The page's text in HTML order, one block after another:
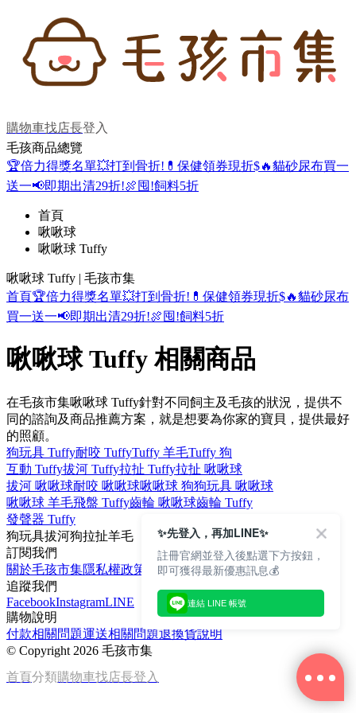
購物車找店長登入
毛孩商品總覽
🏆倍力得獎名單💥打到骨折! 💊保健領券現折$🔥貓砂尿布買一
送一📢即期出清29折!🍖囤!飼料5折
首頁
啾啾球
啾啾球 Tuffy
啾啾球 Tuffy | 毛孩市集
首頁🏆倍力得獎名單💥打到骨折! 💊保健領券現折$🔥貓砂尿布
買一送一📢即期出清29折!🍖囤!飼料5折
啾啾球 Tuffy 相關商品
在毛孩市集啾啾球 Tuffy針對不同飼主及毛孩的狀況，提供不
同的諮詢及商品推薦方案，就是想要為你家的寶貝，提供最好
的照顧。
狗玩具 Tuffy耐咬 TuffyTuffy 羊毛Tuffy 狗
互動 Tuffy拔河 Tuffy拉扯 Tuffy拉扯 啾啾球
拔河 啾啾球耐咬 啾啾球啾啾球 狗狗玩具 啾啾球
啾啾球 羊毛飛盤 Tuffy齒輪 啾啾球齒輪 Tuffy
發聲器 Tuffy
狗玩具拔河狗拉扯羊毛
訂閱我們
關於毛孩市集隱私權政策
文章
追蹤我們
FacebookInstagramLINE
購物說明
付款相關問題運送相關問題退換貨說明
© Copyright 2026 毛孩市集
首頁分類購物車找店長登入
✨先登入，再加LINE✨
註冊官網並登入後點選下方按鈕，
即可獲得最新優惠訊息💰
連結 LINE 帳號